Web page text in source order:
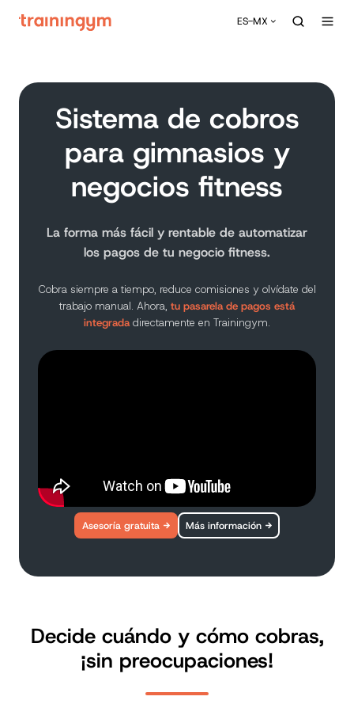
ES-MX
Sistema de cobros
para gimnasios y
negocios fitness
La forma más fácil y rentable de automatizar
los pagos de tu negocio fitness.
Cobra siempre a tiempo, reduce comisiones y olvídate del
trabajo manual. Ahora, tu pasarela de pagos está
integradadirectamente en Trainingym.
Asesoría gratuita Más información
Decide cuándo y cómo cobras,
¡sin preocupaciones!